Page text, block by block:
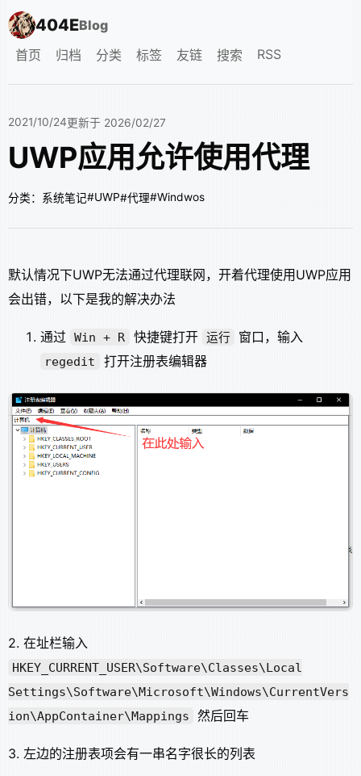
404EBlog
首页
归档 分类 标签 友链 搜索 RSS
2021/10/24更新于 2026/02/27
UWP应用允许使用代理
分类：系统笔记#UWP#代理#Windwos
默认情况下UWP无法通过代理联网，开着代理使用UWP应用
会出错，以下是我的解决办法
通过 Win + R 快捷键打开 运行 窗口，输入
regedit 打开注册表编辑器
2. 在址栏输入
HKEY_CURRENT_USER\Software\Classes\Local
Settings\Software\Microsoft\Windows\CurrentVers
ion\AppContainer\Mappings
然后回车
3. 左边的注册表项会有一串名字很长的列表